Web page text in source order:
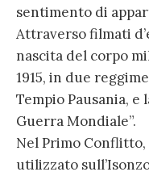
sentimento di
Attraverso filmati
nascita del corpo
1915, in due
Tempio Pausania, e
Guerra Mondiale”.
Nel Primo
utilizzato